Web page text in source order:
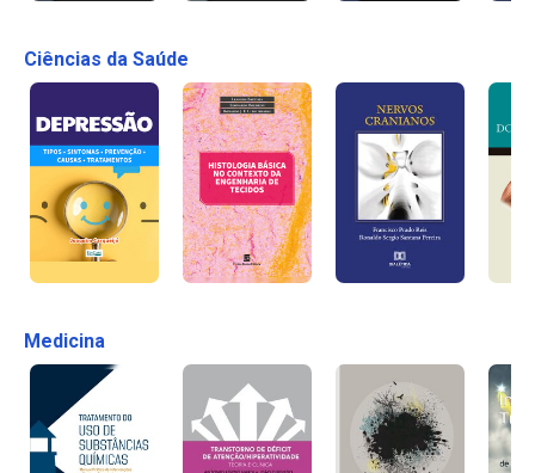
Ciências da Saúde
Medicina